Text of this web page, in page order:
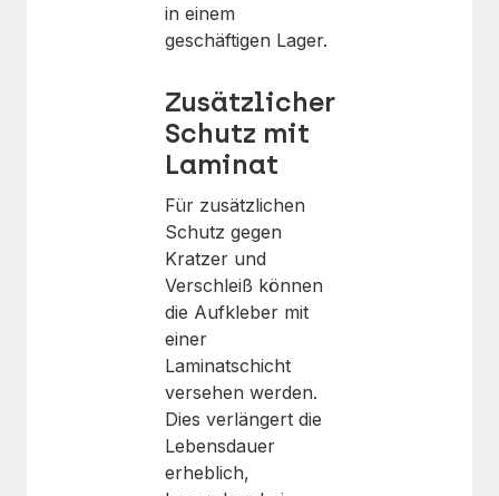
in einem
geschäftigen Lager.
Zusätzlicher
Schutz mit
Laminat
Für zusätzlichen
Schutz gegen
Kratzer und
Verschleiß können
die Aufkleber mit
einer
Laminatschicht
versehen werden.
Dies verlängert die
Lebensdauer
erheblich,